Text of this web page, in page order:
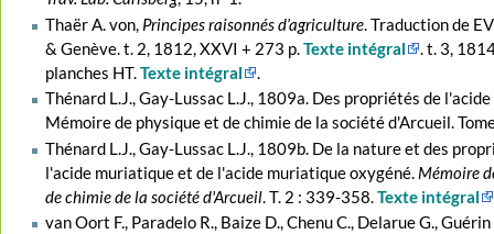
Thaër A. von, Principes raisonnés d’agriculture. Traduction de
& Genève. t. 2, 1812, XXVI + 273 p.Texte intégral
. t. 3,
planches HT.Texte intégral
.
Thénard L.J., Gay-Lussac L.J., 1809a. Des propriétés de
Mémoire de physique et de chimie de la société d'Arcueil.
Thénard L.J., Gay-Lussac L.J., 1809b. De la nature et des
l'acide muriatique et de l'acide muriatique oxygéné. Mémoire
de chimie de la société d'Arcueil. T. 2 : 339-358.Texte intégral
van Oort F., Paradelo R., Baize D., Chenu C., Delarue G.,